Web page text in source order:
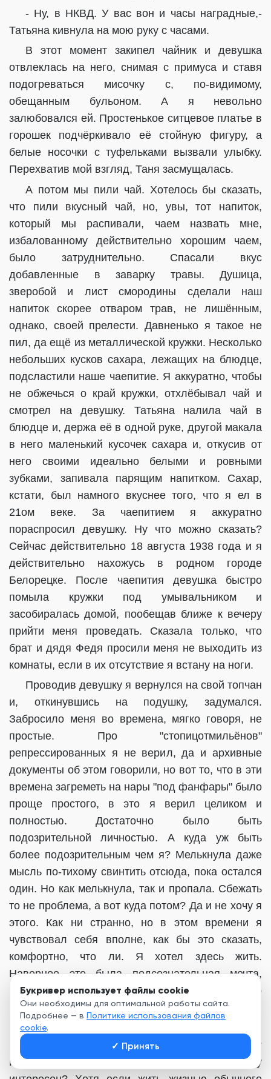
Букривер использует файлы cookie
Они необходимы для оптимальной работы сайта.
Подробнее — в Политике использования файлов
cookie.
✓ Принять
- Ну, в НКВД. У вас вон и часы наградные,-
Татьяна кивнула на мою руку с часами.
В этот момент закипел чайник и девушка
отвлеклась на него, снимая с примуса и ставя
подогреваться мисочку с, по-видимому,
обещанным бульоном. А я невольно
залюбовался ей. Простенькое ситцевое платье в
горошек подчёркивало её стойную фигуру, а
белые носочки с туфельками вызвали улыбку.
Перехватив мой взгляд, Таня засмущалась.
А потом мы пили чай. Хотелось бы сказать,
что пили вкусный чай, но, увы, тот напиток,
который мы распивали, чаем назвать мне,
избалованному действительно хорошим чаем,
было затруднительно. Спасали вкус
добавленные в заварку травы. Душица,
зверобой и лист смородины сделали наш
напиток скорее отваром трав, не лишённым,
однако, своей прелести. Давненько я такое не
пил, да ещё из металлической кружки. Несколько
небольших кусков сахара, лежащих на блюдце,
подсластили наше чаепитие. Я аккуратно, чтобы
не обжечься о край кружки, отхлёбывал чай и
смотрел на девушку. Татьяна налила чай в
блюдце и, держа её в одной руке, другой макала
в него маленький кусочек сахара и, откусив от
него своими идеально белыми и ровными
зубками, запивала парящим напитком. Сахар,
кстати, был намного вкуснее того, что я ел в
21ом веке. За чаепитием я аккуратно
пораспросил девушку. Ну что можно сказать?
Сейчас действительно 18 августа 1938 года и я
действительно нахожусь в родном городе
Белорецке. После чаепития девушка быстро
помыла кружки под умывальником и
засобиралась домой, пообещав ближе к вечеру
прийти меня проведать. Сказала только, что
брат и дядя Федя просили меня не выходить из
комнаты, если в их отсутствие я встану на ноги.
Проводив девушку я вернулся на свой топчан
и, откинувшись на подушку, задумался.
Забросило меня во времена, мягко говоря, не
простые. Про "стопицотмильёнов"
репрессированных я не верил, да и архивные
документы об этом говорили, но вот то, что в эти
времена загреметь на нары "под фанфары" было
проще простого, в это я верил целиком и
полностью. Достаточно было быть
подозрительной личностью. А куда уж быть
более подозрительным чем я? Мелькнула даже
мысль по-тихому свинтить отсюда, пока остался
один. Но как мелькнула, так и пропала. Сбежать
то не проблема, а вот куда потом? Да и не хочу я
этого. Как ни странно, но в этом времени я
чувствовал себя вполне, как бы это сказать,
комфортно, что ли. Я хотел здесь жить.
Наверное это была подсознательная мечта,
которая крепла с каждой прочитанной книгой о
попаданцах.
Остался вопрос с легализацией. Прикинуться
потерявшим память? И что это мне даст?
Ровным счётом ничего. Кому я тогда буду